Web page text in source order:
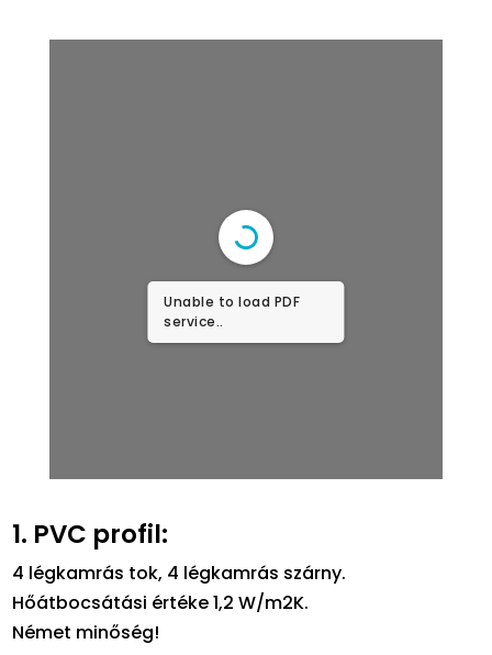
Unable to load PDF
service..
1. PVC profil:
4 légkamrás tok, 4 légkamrás szárny.
Hőátbocsátási értéke 1,2 W/m2K.
Német minőség!